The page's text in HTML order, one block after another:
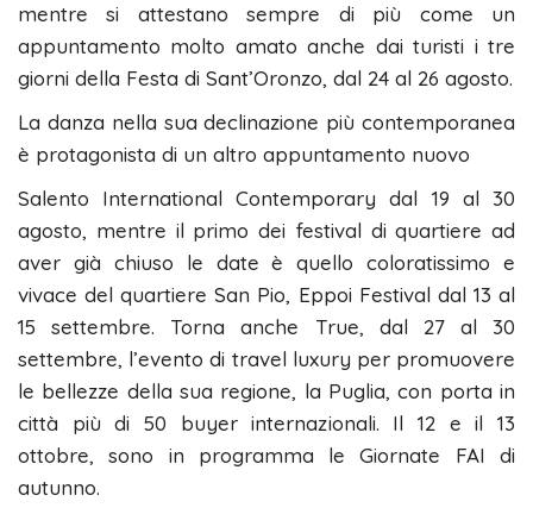
mentre si attestano sempre di più come un
appuntamento molto amato anche dai turisti i tre
giorni della Festa di Sant’Oronzo, dal 24 al 26 agosto.
La danza nella sua declinazione più contemporanea
è protagonista di un altro appuntamento nuovo
Salento International Contemporary dal 19 al 30
agosto, mentre il primo dei festival di quartiere ad
aver già chiuso le date è quello coloratissimo e
vivace del quartiere San Pio, Eppoi Festival dal 13 al
15 settembre. Torna anche True, dal 27 al 30
settembre, l’evento di travel luxury per promuovere
le bellezze della sua regione, la Puglia, con porta in
città più di 50 buyer internazionali. Il 12 e il 13
ottobre, sono in programma le Giornate FAI di
autunno.